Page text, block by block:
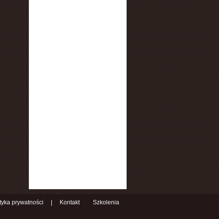
prywatności Kontakt Szkolenia